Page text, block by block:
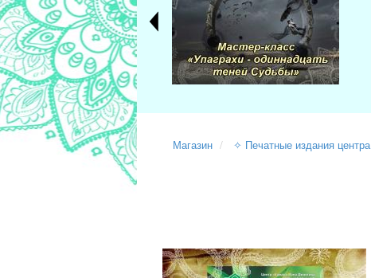
Магазин ✧ Печатные издания центра